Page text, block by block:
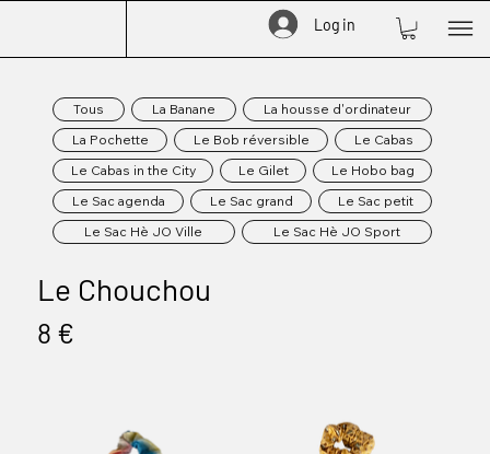
Log in
Le Chouchou
8 €
Tous La Banane
La housse d'ordinateur
La Pochette
Le Bob réversible
Le Cabas
Le Cabas in the City
Le Gilet
Le Hobo bag
Le Sac agenda
Le Sac grand
Le Sac petit
Le Sac Hè JO Ville
Le Sac Hè JO Sport